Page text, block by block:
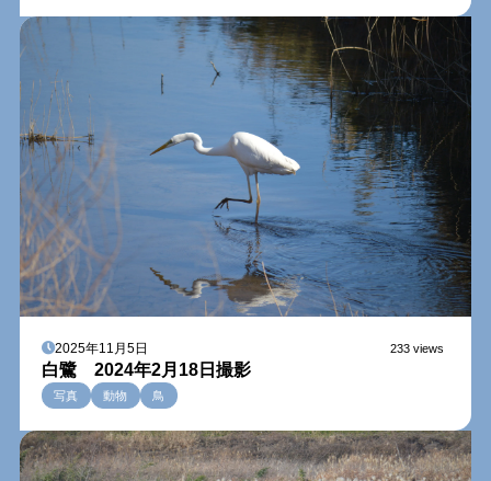
2025年11月5日 233 views
白鷺 2024年2月18日撮影
写真 動物 鳥